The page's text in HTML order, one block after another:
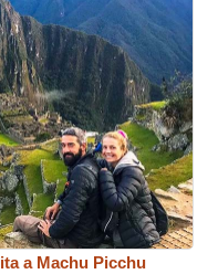
a Machu Picchu